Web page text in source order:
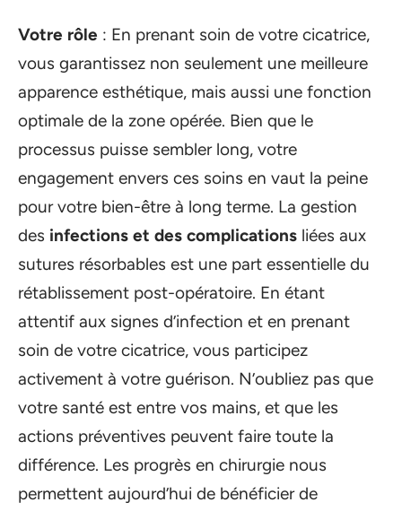
Votre rôle : En prenant soin de votre cicatrice,
vous garantissez non seulement une meilleure
apparence esthétique, mais aussi une fonction
optimale de la zone opérée. Bien que le
processus puisse sembler long, votre
engagement envers ces soins en vaut la peine
pour votre bien-être à long terme. La gestion
des infections et des complications liées aux
sutures résorbables est une part essentielle du
rétablissement post-opératoire. En étant
attentif aux signes d’infection et en prenant
soin de votre cicatrice, vous participez
activement à votre guérison. N’oubliez pas que
votre santé est entre vos mains, et que les
actions préventives peuvent faire toute la
différence. Les progrès en chirurgie nous
permettent aujourd’hui de bénéficier de